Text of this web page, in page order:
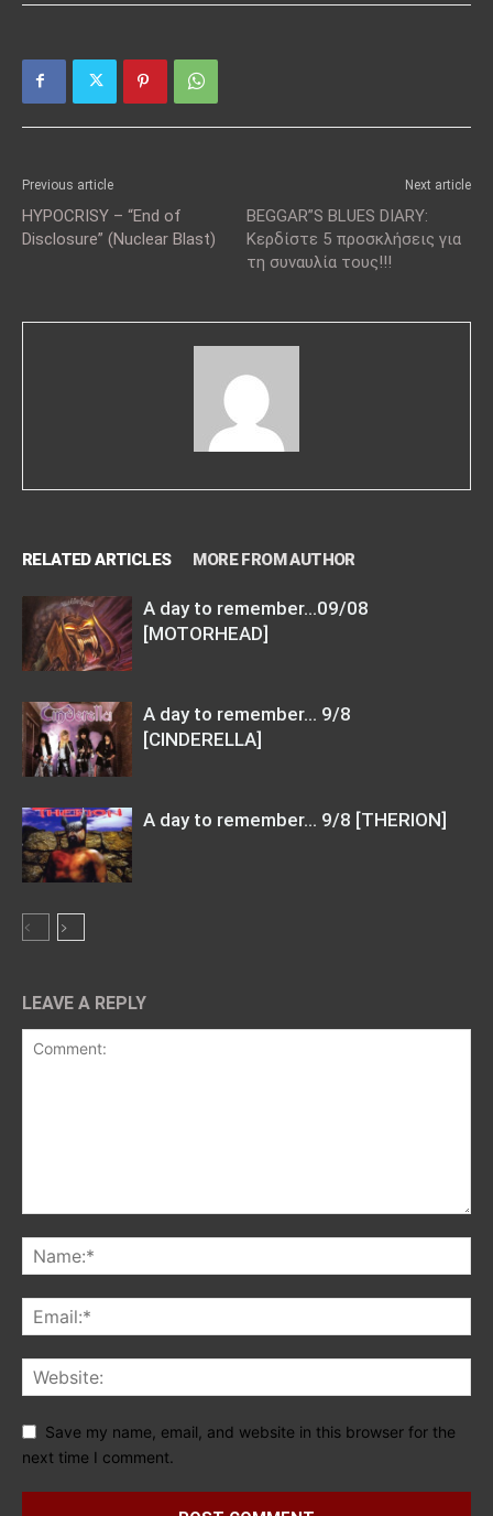
Previous article
HYPOCRISY – “End of
Disclosure” (Nuclear Blast)
Next article
BEGGAR”S BLUES DIARY:
Κερδίστε 5 προσκλήσεις για
τη συναυλία τους!!!
RELATED ARTICLES MORE FROM AUTHOR
A day to remember…09/08
[MOTORHEAD]
A day to remember… 9/8
[CINDERELLA]
A day to remember… 9/8 [THERION]
LEAVE A REPLY
Save my name, email, and website in this browser for the
next time I comment.